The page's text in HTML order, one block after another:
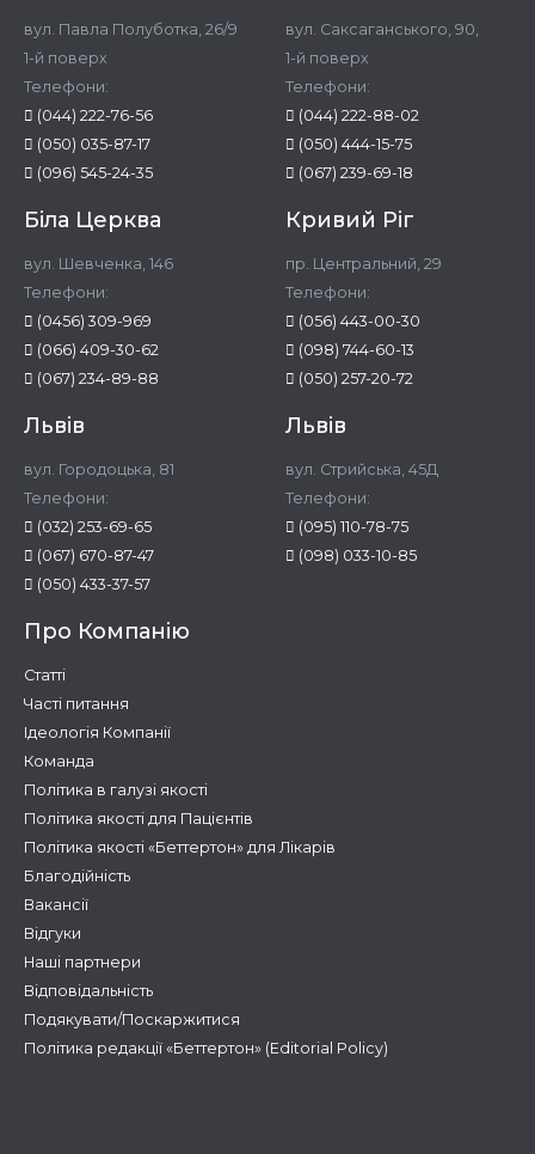
вул. Павла Полуботка, 26/9
1-й поверх
Телефони:
(044) 222-76-56
(050) 035-87-17
(096) 545-24-35
вул. Саксаганського, 90,
1-й поверх
Телефони:
(044) 222-88-02
(050) 444-15-75
(067) 239-69-18
Біла Церква
вул. Шевченка, 146
Телефони:
(0456) 309-969
(066) 409-30-62
(067) 234-89-88
Кривий Ріг
пр. Центральний, 29
Телефони:
(056) 443-00-30
(098) 744-60-13
(050) 257-20-72
Львів
вул. Городоцька, 81
Телефони:
(032) 253-69-65
(067) 670-87-47
(050) 433-37-57
Львів
вул. Стрийська, 45Д
Телефони:
(095) 110-78-75
(098) 033-10-85
Про Компанію
Статті
Часті питання
Ідеологія Компанії
Команда
Політика в галузі якості
Політика якості для Пацієнтів
Політика якості «Беттертон» для Лікарів
Благодійність
Вакансії
Відгуки
Наші партнери
Відповідальність
Подякувати/Поскаржитися
Політика редакції «Беттертон» (Editorial Policy)